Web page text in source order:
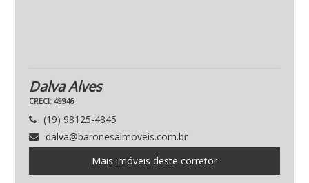
Dalva Alves
CRECI: 49946
(19) 98125-4845
dalva@baronesaimoveis.com.br
Mais imóveis deste corretor